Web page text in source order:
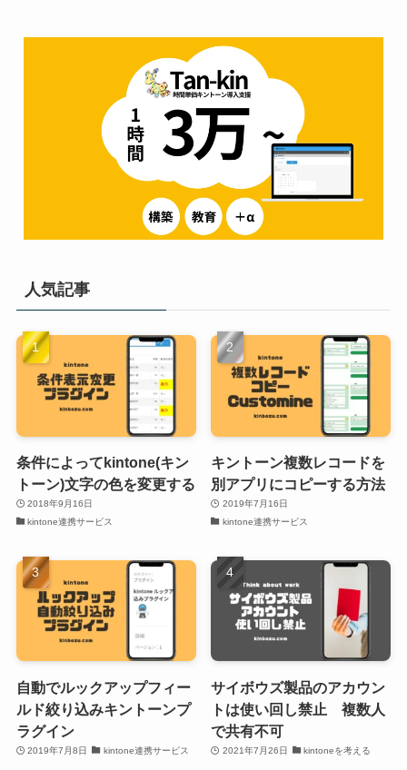
人気記事
条件によってkintone(キン
トーン)文字の色を変更する
2018年9月16日
kintone連携サービス
キントーン複数レコードを
別アプリにコピーする方法
2019年7月16日
kintone連携サービス
自動でルックアップフィー
ルド絞り込みキントーンプ
ラグイン
2019年7月8日 kintone連携サービス
サイボウズ製品のアカウン
トは使い回し禁止 複数人
で共有不可
2021年7月26日 kintoneを考える